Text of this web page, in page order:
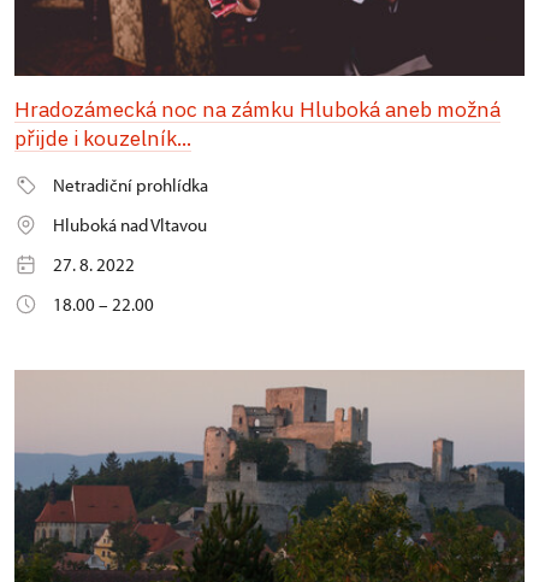
Hradozámecká noc na zámku Hluboká aneb možná
přijde i kouzelník...
Netradiční prohlídka
Hluboká nad Vltavou
27. 8. 2022
18.00 – 22.00